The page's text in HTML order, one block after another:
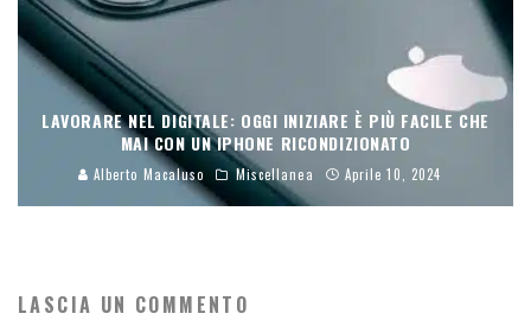
LAVORARE NEL DIGITALE: OGGI INIZIARE È PIÙ FACILE CHE
MAI CON UN IPHONE RICONDIZIONATO
Alberto Macaluso Miscellanea Aprile 10, 2024
LASCIA UN COMMENTO